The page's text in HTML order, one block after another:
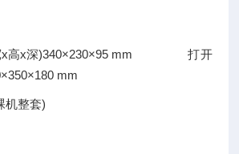
宽x高x深)340×230×95 mm打开
mm
机整套)